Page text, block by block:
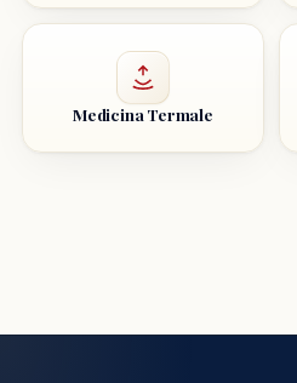
Medicina Termale